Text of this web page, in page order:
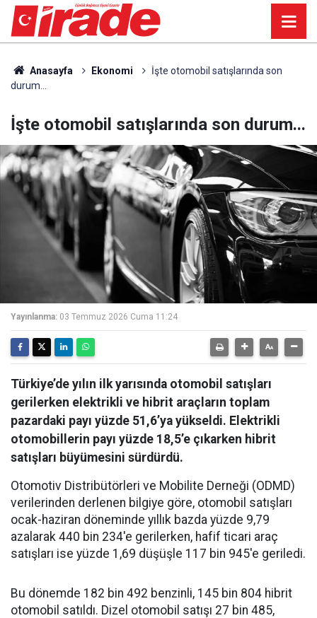
Anasayfa Ekonomi
İşte otomobil satışlarında son
durum...
İşte otomobil satışlarında son durum...
Yayınlanma: 03 Temmuz 2026 Cuma 11:24
Türkiye’de yılın ilk yarısında otomobil satışları
gerilerken elektrikli ve hibrit araçların toplam
pazardaki payı yüzde 51,6’ya yükseldi. Elektrikli
otomobillerin payı yüzde 18,5’e çıkarken hibrit
satışları büyümesini sürdürdü.
Otomotiv Distribütörleri ve Mobilite Derneği (ODMD)
verilerinden derlenen bilgiye göre, otomobil satışları
ocak-haziran döneminde yıllık bazda yüzde 9,79
azalarak 440 bin 234'e gerilerken, hafif ticari araç
satışları ise yüzde 1,69 düşüşle 117 bin 945'e geriledi.
Bu dönemde 182 bin 492 benzinli, 145 bin 804 hibrit
otomobil satıldı. Dizel otomobil satışı 27 bin 485,